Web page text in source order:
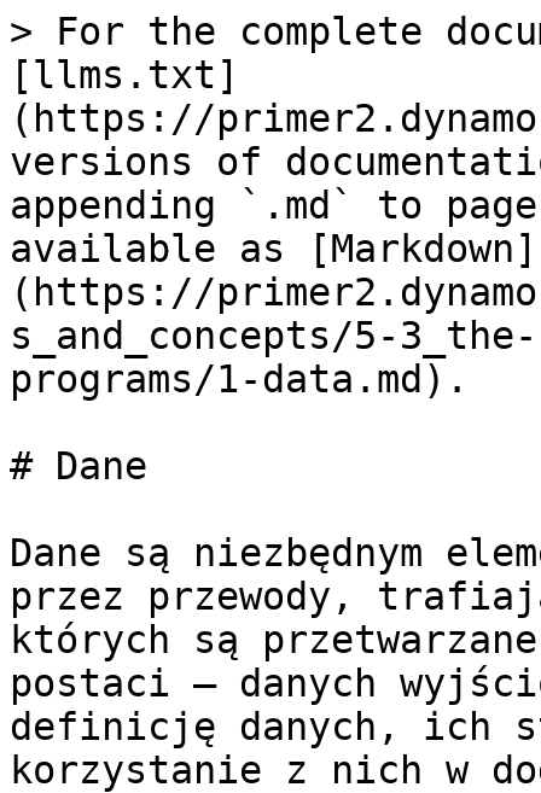
> For the complete
[llms.txt]
(https://
versions of
appending `.md` to
available as [Markdown]
(https://
s_and_concepts/5-
programs/1-data.md).
# Dane
Dane są niezbędnym
przez przewody,
których są
postaci — danych
definicję danych, ich
korzystanie z nich w